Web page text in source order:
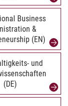
Business
&
(EN)
und
(DE)